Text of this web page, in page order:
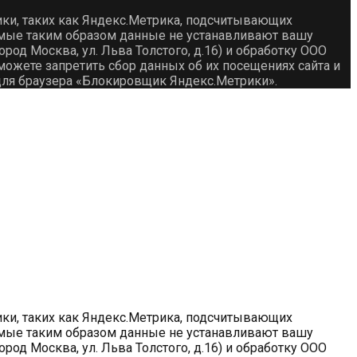
таких как Яндекс.Метрика, подсчитывающих
таким образом данные не устанавливают вашу
Москва, ул. Льва Толстого, д.16) и обработку ООО
запретить сбор данных об их посещениях сайта и
браузера «Блокировщик Яндекс.Метрики».
таких как Яндекс.Метрика, подсчитывающих
таким образом данные не устанавливают вашу
Москва, ул. Льва Толстого, д.16) и обработку ООО